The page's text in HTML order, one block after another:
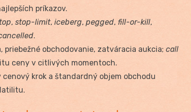
príkazov.
, stop-limit, iceberg, pegged, fill-or-kill,
.
priebežné obchodovanie, zatváracia aukcia; call
ceny v citlivých momentoch.
cenový krok a štandardný objem obchodu